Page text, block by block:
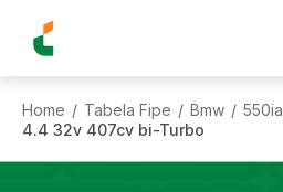
Home / Tabela Fipe / Bmw / 550ia
4.4 32v 407cv bi-Turbo